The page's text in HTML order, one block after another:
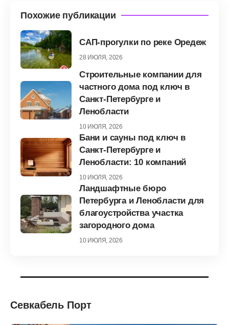
Похожие публикации
САП-прогулки по реке Оредеж
28 ИЮЛЯ, 2026
Строительные компании для
частного дома под ключ в
Санкт-Петербурге и
Ленобласти
10 ИЮЛЯ, 2026
Бани и сауны под ключ в
Санкт-Петербурге и
Ленобласти: 10 компаний
10 ИЮЛЯ, 2026
Ландшафтные бюро
Петербурга и Ленобласти для
благоустройства участка
загородного дома
10 ИЮЛЯ, 2026
Севкабель Порт